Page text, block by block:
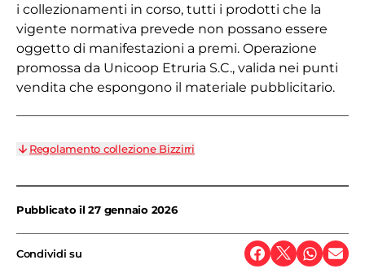
i collezionamenti in corso, tutti i prodotti che la
vigente normativa prevede non possano essere
oggetto di manifestazioni a premi. Operazione
promossa da Unicoop Etruria S.C., valida nei punti
vendita che espongono il materiale pubblicitario.
Regolamento collezione Bizzirri
Pubblicato il27 gennaio 2026
Condividi su